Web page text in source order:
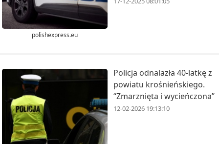
polishexpress.eu
Policja odnalazła 40-latkę z
powiatu krośnieńskiego.
“Zmarznięta i wycieńczona”
12-02-2026 19:13:10